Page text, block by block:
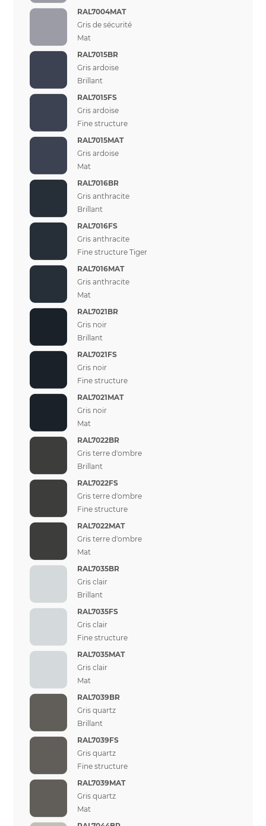
RAL7004MAT
Gris de sécurité
Mat
RAL7015BR
Gris ardoise
Brillant
RAL7015FS
Gris ardoise
Fine structure
RAL7015MAT
Gris ardoise
Mat
RAL7016BR
Gris anthracite
Brillant
RAL7016FS
Gris anthracite
Fine structure Tiger
RAL7016MAT
Gris anthracite
Mat
RAL7021BR
Gris noir
Brillant
RAL7021FS
Gris noir
Fine structure
RAL7021MAT
Gris noir
Mat
RAL7022BR
Gris terre d'ombre
Brillant
RAL7022FS
Gris terre d'ombre
Fine structure
RAL7022MAT
Gris terre d'ombre
Mat
RAL7035BR
Gris clair
Brillant
RAL7035FS
Gris clair
Fine structure
RAL7035MAT
Gris clair
Mat
RAL7039BR
Gris quartz
Brillant
RAL7039FS
Gris quartz
Fine structure
RAL7039MAT
Gris quartz
Mat